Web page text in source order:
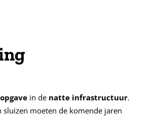
in de natte infrastructuur.
moeten de komende jaren